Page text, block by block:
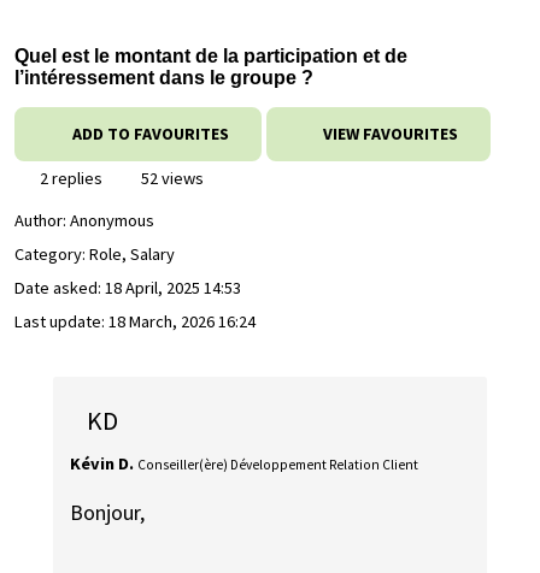
Quel est le montant de la participation et de
l’intéressement dans le groupe ?
ADD TO FAVOURITES VIEW FAVOURITES
2 replies
52 views
Author: Anonymous
Category: Role, Salary
Date asked: 18 April, 2025 14:53
Last update: 18 March, 2026 16:24
KD
Kévin D. Conseiller(ère) Développement Relation Client
Bonjour,